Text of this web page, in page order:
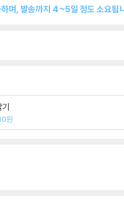
며, 발송까지 4~5일 정도 소요됩
원